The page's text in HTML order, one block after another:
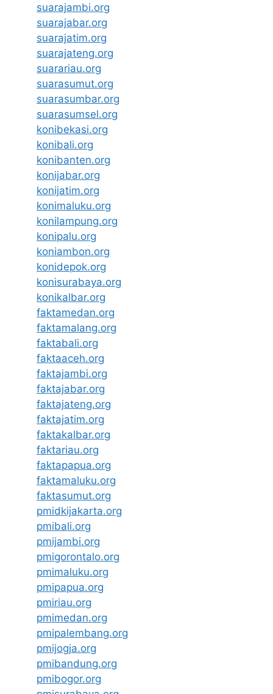
suarajambi.org
suarajabar.org
suarajatim.org
suarajateng.org
suarariau.org
suarasumut.org
suarasumbar.org
suarasumsel.org
konibekasi.org
konibali.org
konibanten.org
konijabar.org
konijatim.org
konimaluku.org
konilampung.org
konipalu.org
koniambon.org
konidepok.org
konisurabaya.org
konikalbar.org
faktamedan.org
faktamalang.org
faktabali.org
faktaaceh.org
faktajambi.org
faktajabar.org
faktajateng.org
faktajatim.org
faktakalbar.org
faktariau.org
faktapapua.org
faktamaluku.org
faktasumut.org
pmidkijakarta.org
pmibali.org
pmijambi.org
pmigorontalo.org
pmimaluku.org
pmipapua.org
pmiriau.org
pmimedan.org
pmipalembang.org
pmijogja.org
pmibandung.org
pmibogor.org